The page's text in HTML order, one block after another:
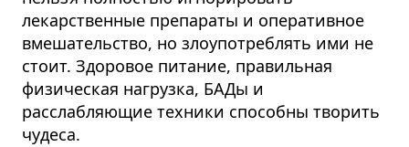
лекарственные препараты и оперативное
вмешательство, но злоупотреблять ими не
стоит. Здоровое питание, правильная
физическая нагрузка, БАДы и
расслабляющие техники способны творить
чудеса.